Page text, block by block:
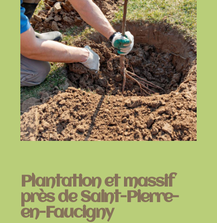
Plantation et massif
près de Saint-Pierre-
en-Faucigny